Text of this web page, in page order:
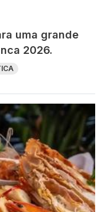
uma grande
2026.